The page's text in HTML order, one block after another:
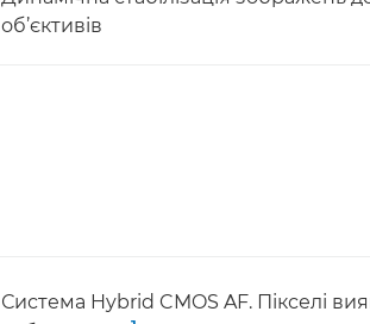
об’єктивів
Система Hybrid CMOS AF. Пікселі